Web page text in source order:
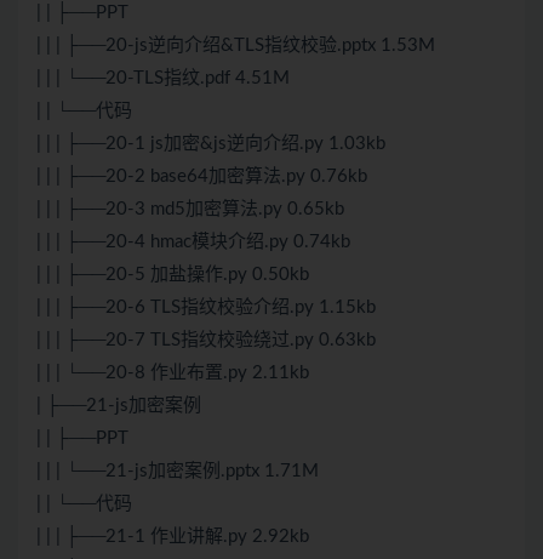
| | ├──PPT
| | | ├──20-js逆向介绍&TLS指纹校验.pptx 1.53M
| | | └──20-TLS指纹.pdf 4.51M
| | └──代码
| | | ├──20-1 js加密&js逆向介绍.py 1.03kb
| | | ├──20-2 base64加密算法.py 0.76kb
| | | ├──20-3 md5加密算法.py 0.65kb
| | | ├──20-4 hmac模块介绍.py 0.74kb
| | | ├──20-5 加盐操作.py 0.50kb
| | | ├──20-6 TLS指纹校验介绍.py 1.15kb
| | | ├──20-7 TLS指纹校验绕过.py 0.63kb
| | | └──20-8 作业布置.py 2.11kb
| ├──21-js加密案例
| | ├──PPT
| | | └──21-js加密案例.pptx 1.71M
| | └──代码
| | | ├──21-1 作业讲解.py 2.92kb